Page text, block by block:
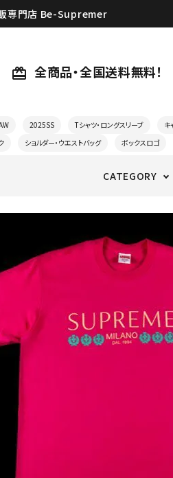
専門店 Be-Supremer
card_giftcard 全商品・全国送料無料！
2025SS Tシャツ・ロングスリーブ
キ
ショルダー・ウエストバッグ ボックスロゴ
CATEGORY